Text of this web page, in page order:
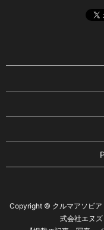
Copyright © クルマアソビア
式会社エヌ